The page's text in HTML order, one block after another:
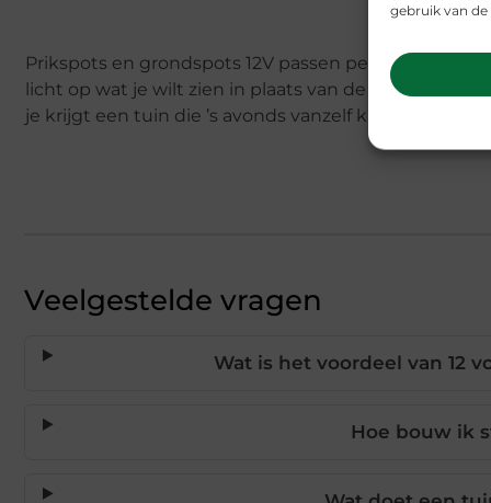
gebruik van
Prikspots en grondspots 12V passen perfect bij dat
licht op wat je wilt zien in plaats van de hele tuin
je krijgt een tuin die ’s avonds vanzelf klopt: rustig,
Veelgestelde vragen
Wat is het voordeel van 12
Hoe bouw ik